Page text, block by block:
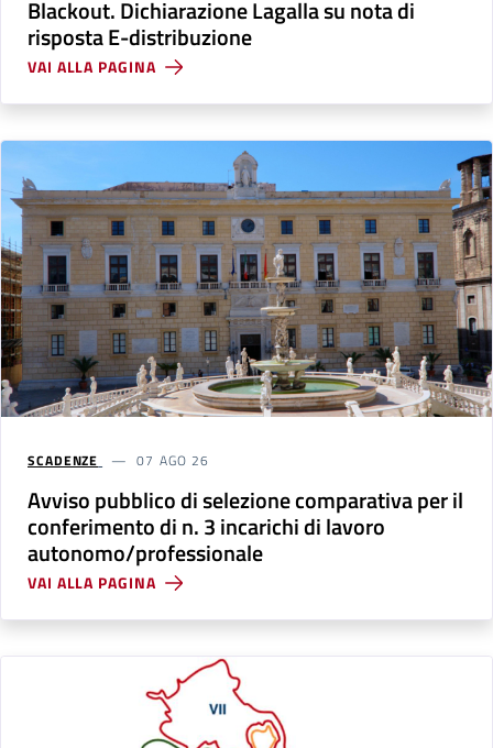
Blackout. Dichiarazione Lagalla su nota di
risposta E-distribuzione
VAI ALLA PAGINA
SCADENZE 07 AGO 26
Avviso pubblico di selezione comparativa per il
conferimento di n. 3 incarichi di lavoro
autonomo/professionale
VAI ALLA PAGINA